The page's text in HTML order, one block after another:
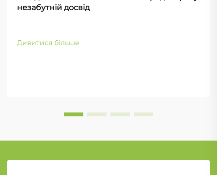
незабутній досвід
Дивитися більше